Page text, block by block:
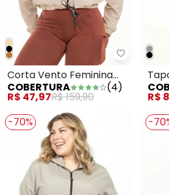
Corta Vento Feminina
Rosa
COBERTURA (4)
R$ 47,97R$ 159,90 R$
-70%
-